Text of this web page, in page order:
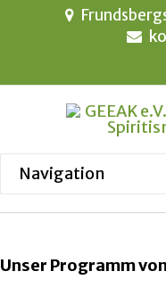
Unser Programm